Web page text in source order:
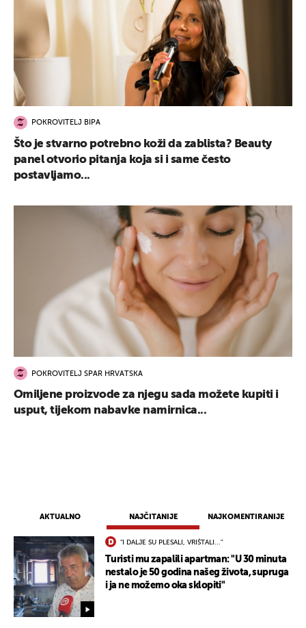
AKTUALNO NAJČITANIJE NAJKOMENTIRANIJE
"I DALJE SU PLESALI, VRIŠTALI..."
Turisti mu zapalili apartman: "U 30 minuta
nestalo je 50 godina našeg života, supruga
i ja ne možemo oka sklopiti"
POKROVITELJ BIPA
Što je stvarno potrebno koži da zablista? Beauty
panel otvorio pitanja koja si i same često
postavljamo...
POKROVITELJ SPAR HRVATSKA
Omiljene proizvode za njegu sada možete kupiti i
usput, tijekom nabavke namirnica...